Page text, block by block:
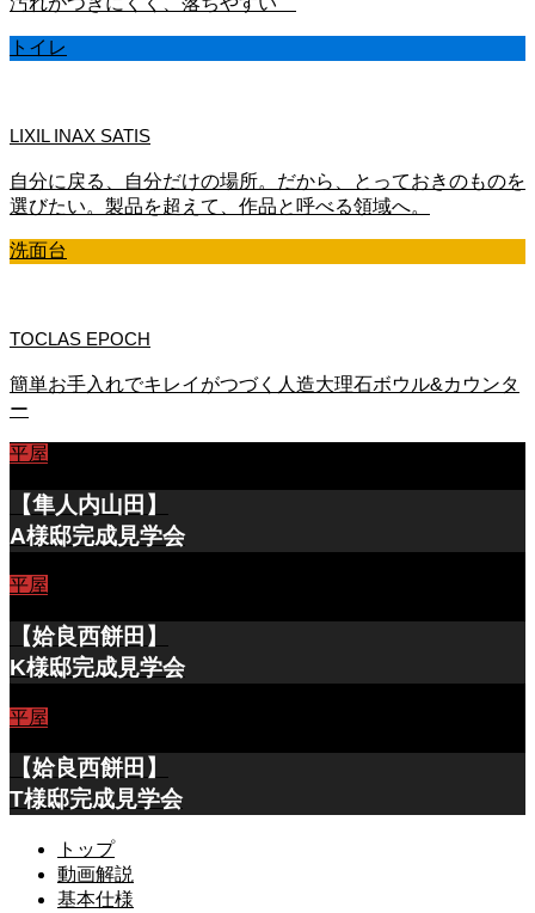
トイレ
LIXIL INAX SATIS
自分に戻る、自分だけの場所。だから、とっておきのものを
選びたい。製品を超えて、作品と呼べる領域へ。
洗面台
TOCLAS EPOCH
簡単お手入れでキレイがつづく人造大理石ボウル&カウンタ
ー
平屋
【隼人内山田】
A様邸完成見学会
平屋
【姶良西餅田】
K様邸完成見学会
平屋
【姶良西餅田】
T様邸完成見学会
トップ
動画解説
基本仕様